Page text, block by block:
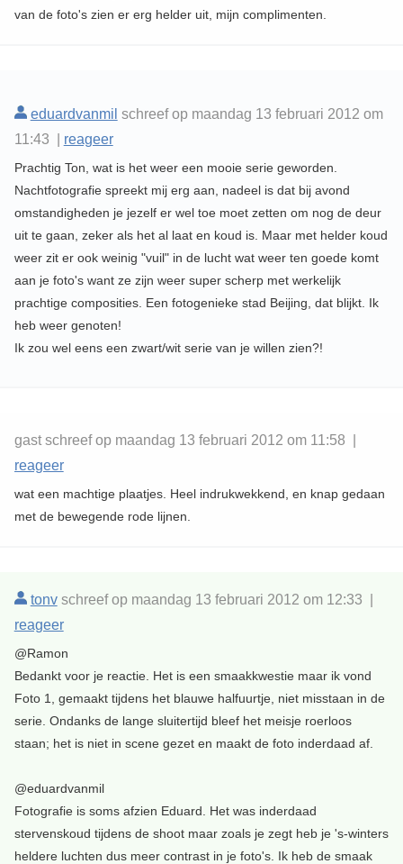
van de foto's zien er erg helder uit, mijn complimenten.
eduardvanmil schreef op maandag 13 februari 2012 om
11:43 | reageer
Prachtig Ton, wat is het weer een mooie serie geworden.
Nachtfotografie spreekt mij erg aan, nadeel is dat bij avond
omstandigheden je jezelf er wel toe moet zetten om nog de deur
uit te gaan, zeker als het al laat en koud is. Maar met helder koud
weer zit er ook weinig "vuil" in de lucht wat weer ten goede komt
aan je foto's want ze zijn weer super scherp met werkelijk
prachtige composities. Een fotogenieke stad Beijing, dat blijkt. Ik
heb weer genoten!
Ik zou wel eens een zwart/wit serie van je willen zien?!
gast schreef op maandag 13 februari 2012 om 11:58 |
reageer
wat een machtige plaatjes. Heel indrukwekkend, en knap gedaan
met de bewegende rode lijnen.
tonvschreef op maandag 13 februari 2012 om 12:33 |
reageer
@Ramon
Bedankt voor je reactie. Het is een smaakkwestie maar ik vond
Foto 1, gemaakt tijdens het blauwe halfuurtje, niet misstaan in de
serie. Ondanks de lange sluitertijd bleef het meisje roerloos
staan; het is niet in scene gezet en maakt de foto inderdaad af.
@eduardvanmil
Fotografie is soms afzien Eduard. Het was inderdaad
stervenskoud tijdens de shoot maar zoals je zegt heb je 's-winters
heldere luchten dus meer contrast in je foto's. Ik heb de smaak